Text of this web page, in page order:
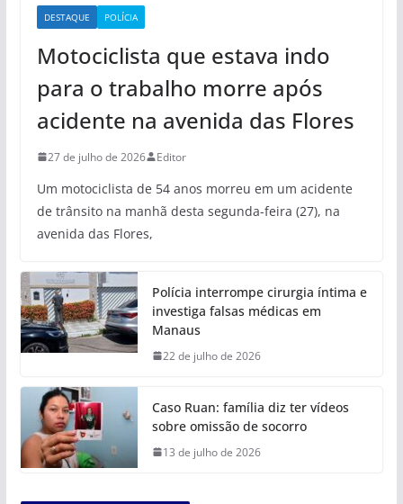
DESTAQUE POLÍCIA
Motociclista que estava indo
para o trabalho morre após
acidente na avenida das Flores
27 de julho de 2026 Editor
Um motociclista de 54 anos morreu em um acidente
de trânsito na manhã desta segunda-feira (27), na
avenida das Flores,
Polícia interrompe cirurgia íntima e
investiga falsas médicas em
Manaus
22 de julho de 2026
Caso Ruan: família diz ter vídeos
sobre omissão de socorro
13 de julho de 2026